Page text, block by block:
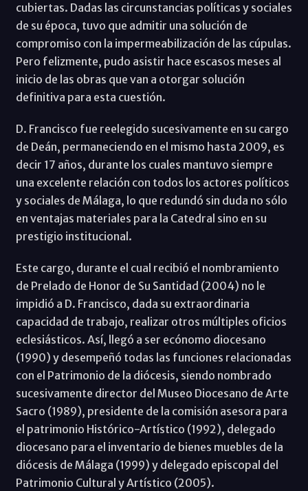
cubiertas. Dadas las circunstancias políticas y sociales
de su época, tuvo que admitir una solución de
compromiso con la impermeabilización de las cúpulas.
Pero felizmente, pudo asistir hace escasos meses al
inicio de las obras que van a otorgar solución
definitiva para esta cuestión.
D. Francisco fue reelegido sucesivamente en su cargo
de Deán, permaneciendo en el mismo hasta 2009, es
decir 17 años, durante los cuales mantuvo siempre
una excelente relación con todos los actores políticos
y sociales de Málaga, lo que redundó sin duda no sólo
en ventajas materiales para la Catedral sino en su
prestigio institucional.
Este cargo, durante el cual recibió el nombramiento
de Prelado de Honor de Su Santidad (2004) no le
impidió a D. Francisco, dada su extraordinaria
capacidad de trabajo, realizar otros múltiples oficios
eclesiásticos. Así, llegó a ser ecónomo diocesano
(1990) y desempeñó todas las funciones relacionadas
con el Patrimonio de la diócesis, siendo nombrado
sucesivamente director del Museo Diocesano de Arte
Sacro (1989), presidente de la comisión asesora para
el patrimonio Histórico-Artístico (1992), delegado
diocesano para el inventario de bienes muebles de la
diócesis de Málaga (1999) y delegado episcopal del
Patrimonio Cultural y Artístico (2005).